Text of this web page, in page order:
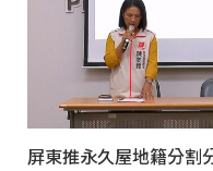
屏東推永久屋地籍分割